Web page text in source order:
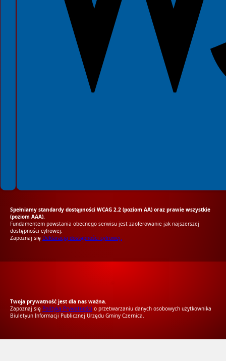
Spełniamy standardy dostępności WCAG 2.2 (poziom AA) oraz prawie wszystkie
(poziom AAA).
Fundamentem powstania obecnego serwisu jest zaoferowanie jak najszerszej
dostępności cyfrowej.
Zapoznaj się Deklaracją dostępności cyfrowej.
Twoja prywatność jest dla nas ważna.
Zapoznaj się Polityką Prywatności o przetwarzaniu danych osobowych użytkownika
Biuletyun Informacji Publicznej Urzędu Gminy Czernica.